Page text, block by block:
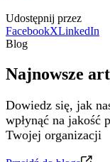
Udostępnij przez
FacebookXLinkedIn
Blog
Najnowsze
Dowiedz się, jak
wpłynąć na jakość
Twojej organizacji